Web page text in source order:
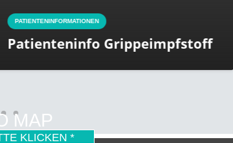
Grippeimpfstoff
MAP
KLICKEN *